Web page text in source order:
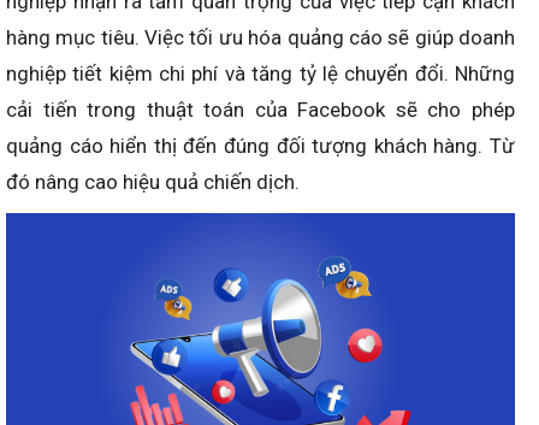
hàng mục tiêu. Việc tối ưu hóa quảng cáo sẽ giúp doanh
nghiệp tiết kiệm chi phí và tăng tỷ lệ chuyển đổi. Những
cải tiến trong thuật toán của Facebook sẽ cho phép
quảng cáo hiển thị đến đúng đối tượng khách hàng. Từ
đó nâng cao hiệu quả chiến dịch.